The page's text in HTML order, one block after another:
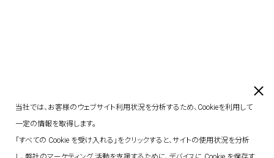
当社では、お客様のウェブサイト利用状況を分析するため、Cookieを利用して
一定の情報を取得します。
「すべての Cookie を受け入れる」をクリックすると、サイトの使用状況を分析